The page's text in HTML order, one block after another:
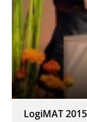
LogiMAT